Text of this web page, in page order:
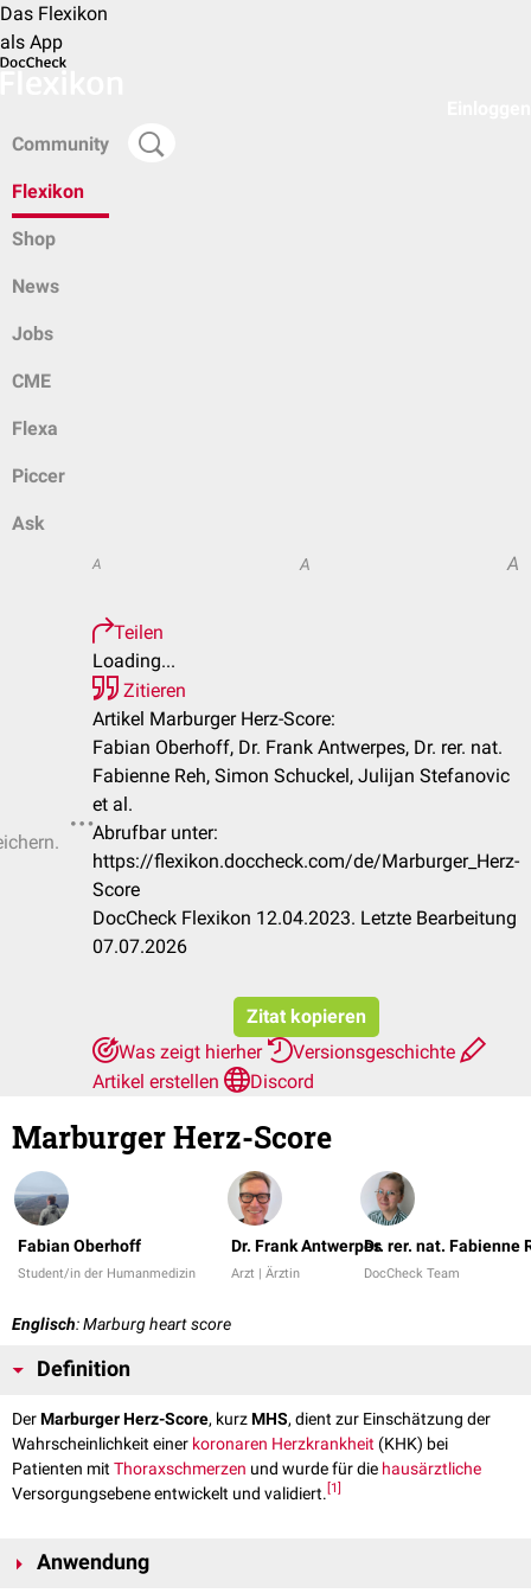
Das Flexikon
als App
Community
Flexikon
Shop
News
Jobs
CME
Flexa
Piccer
Ask
A A A
Teilen
Loading...
Zitieren
Artikel Marburger Herz-Score:
Fabian Oberhoff, Dr. Frank Antwerpes, Dr. rer. nat.
Fabienne Reh, Simon Schuckel, Julijan Stefanovic
et al.
Abrufbar unter:
https://flexikon.doccheck.com/de/Marburger_Herz-
Score
DocCheck Flexikon 12.04.2023. Letzte Bearbeitung
07.07.2026
Zitat kopieren
Was zeigt hierher
Versionsgeschichte
Artikel erstellen
Discord
Marburger Herz-Score
Fabian Oberhoff
Student/in der Humanmedizin
Dr. Frank Antwerpes
Arzt | Ärztin
Dr. rer. nat. Fabienne
DocCheck Team
Englisch: Marburg heart score
Definition
DerMarburger Herz-Score, kurzMHS, dient zur Einschätzung der
Wahrscheinlichkeit einer koronaren Herzkrankheit (KHK) bei
Patienten mitThoraxschmerzen und wurde für die hausärztliche
Versorgungsebene entwickelt und validiert. 1
Anwendung